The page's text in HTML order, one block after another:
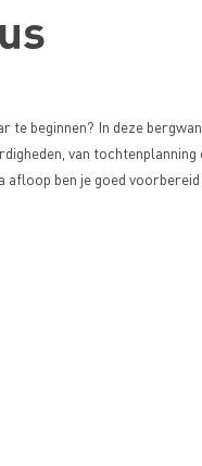
te beginnen? In deze
van tochtenplanning
ben je goed voorbereid